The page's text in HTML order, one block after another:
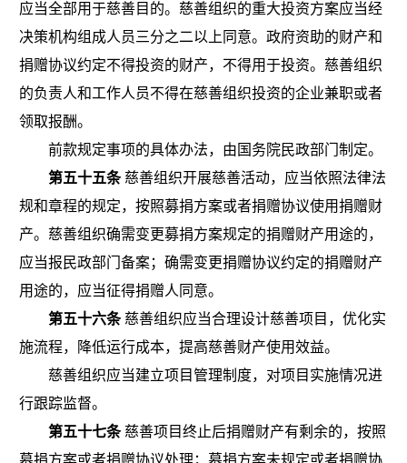
应当全部用于慈善目的。慈善组织的重大投资方案应当经
决策机构组成人员三分之二以上同意。政府资助的财产和
捐赠协议约定不得投资的财产，不得用于投资。慈善组织
的负责人和工作人员不得在慈善组织投资的企业兼职或者
领取报酬。
前款规定事项的具体办法，由国务院民政部门制定。
第五十五条 慈善组织开展慈善活动，应当依照法律法
规和章程的规定，按照募捐方案或者捐赠协议使用捐赠财
产。慈善组织确需变更募捐方案规定的捐赠财产用途的，
应当报民政部门备案；确需变更捐赠协议约定的捐赠财产
用途的，应当征得捐赠人同意。
第五十六条 慈善组织应当合理设计慈善项目，优化实
施流程，降低运行成本，提高慈善财产使用效益。
慈善组织应当建立项目管理制度，对项目实施情况进
行跟踪监督。
第五十七条 慈善项目终止后捐赠财产有剩余的，按照
募捐方案或者捐赠协议处理；募捐方案未规定或者捐赠协